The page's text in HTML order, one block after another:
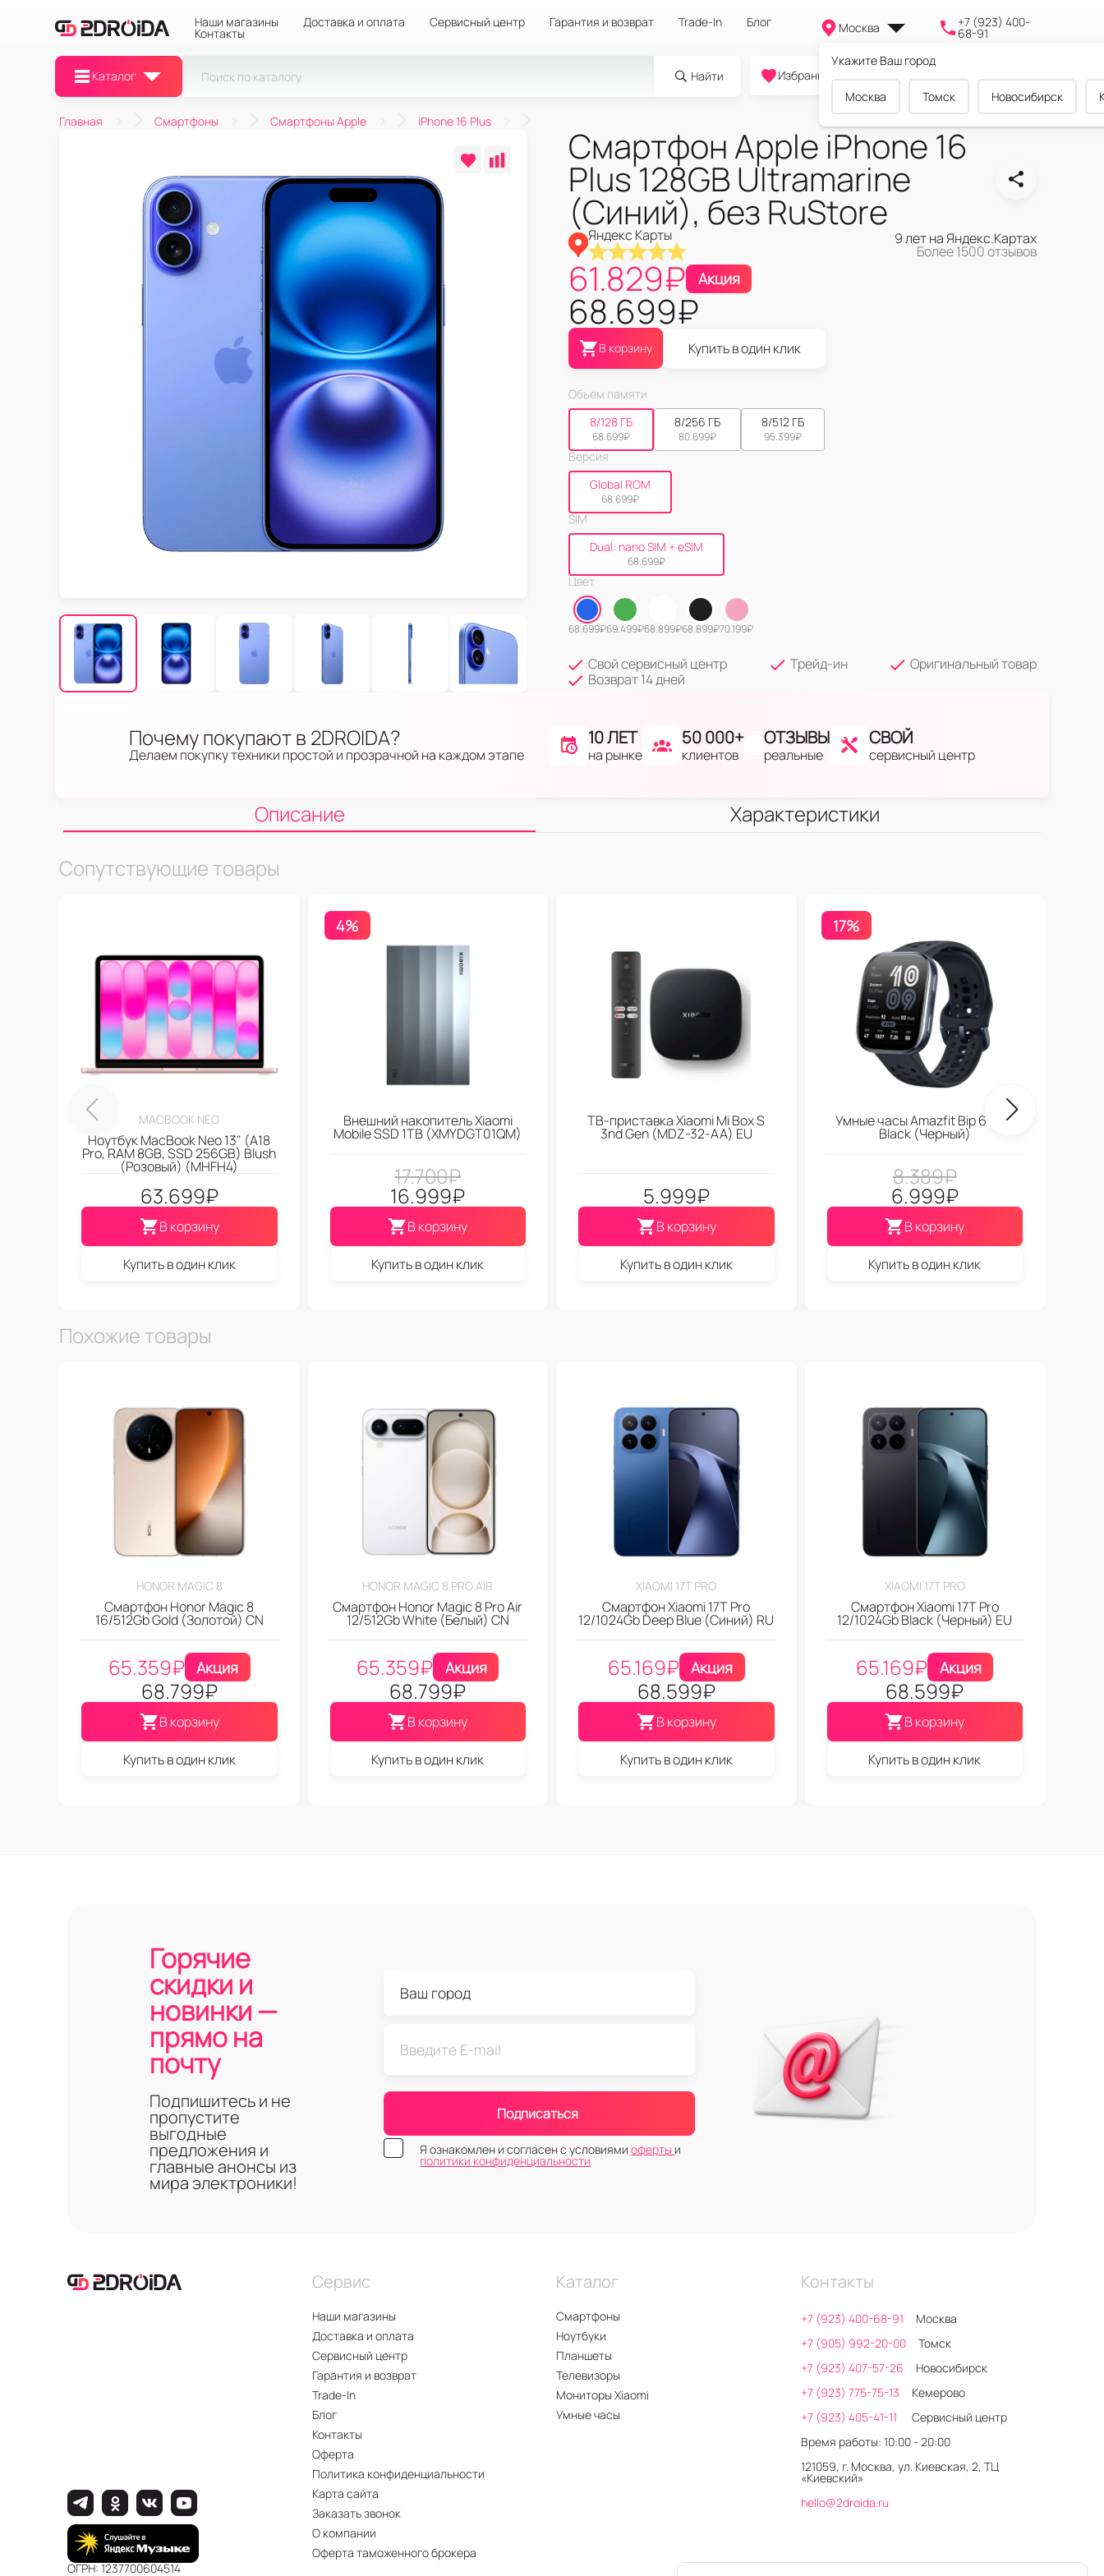
Наши магазины Доставка и оплата Сервисный центр Гарантия и возврат Trade-In Блог
Контакты Москва
Укажите Ваш город
Москва Томск Новосибирск
+7 (923) 400-
68-91
Каталог Найти
0
Избранное Cравнение Корзина
Главная Смартфоны Смартфоны Apple iPhone 16 Plus
Смартфон Apple iPhone 16
Plus 128GB Ultramarine
(Синий), без RuStore
Яндекс Карты 9 лет на Яндекс.Картах
Более 1500 отзывов
61.829₽ Акция
68.699₽
В корзину Купить в один клик
Объем памяти
8/128 ГБ
68.699₽
8/256 ГБ
80.699₽
8/512 ГБ
95.399₽
Версия
Global ROM
68.699₽
SIM
Dual: nano SIM + eSIM
68.699₽
Цвет
68.699₽69.499₽68.899₽68.899₽70.199₽
Свой сервисный центр Трейд-ин
Оригинальный товар
Возврат 14 дней
Почему покупают в 2DROIDA?
Делаем покупку техники простой и прозрачной на каждом этапе
10 ЛЕТ
на рынке
50 000+
клиентов
ОТЗЫВЫ
реальные
СВОЙ
сервисный центр
Описание
Характеристики
Сопутствующие товары
MACBOOK NEO
Ноутбук MacBook Neo 13" (A18
Pro, RAM 8GB, SSD 256GB) Blush
(Розовый) (MHFH4)
63.699₽
В корзину
Купить в один клик
4%
Внешний накопитель Xiaomi
Mobile SSD 1TB (XMYDGT01QM)
17.700₽
16.999₽
В корзину
Купить в один клик
ТВ-приставка Xiaomi Mi Box S
3nd Gen (МDZ-32-АА) EU
5.999₽
В корзину
Купить в один клик
17%
Умные часы Amazfit Bip 6 Soft
Black (Черный)
8.389₽
6.999₽
В корзину
Купить в один клик
Похожие товары
HONOR MAGIC 8
Смартфон Honor Magic 8
16/512Gb Gold (Золотой) CN
65.359₽ Акция
68.799₽
В корзину
Купить в один клик
HONOR MAGIC 8 PRO AIR
Смартфон Honor Magic 8 Pro Air
12/512Gb White (Белый) CN
65.359₽ Акция
68.799₽
В корзину
Купить в один клик
XIAOMI 17T PRO
Смартфон Xiaomi 17T Pro
12/1024Gb Deep Blue (Синий) RU
65.169₽ Акция
68.599₽
В корзину
Купить в один клик
XIAOMI 17T PRO
Смартфон Xiaomi 17T Pro
12/1024Gb Black (Черный) EU
65.169₽ Акция
68.599₽
В корзину
Купить в один клик
Горячие
скидки и
новинки —
прямо на
почту
Подпишитесь и не
пропустите
выгодные
предложения и
главные анонсы из
мира электроники!
Подписаться
Я ознакомлен и согласен с условиямиоферты и
политики конфиденциальности
Сервис
Наши магазины
Доставка и оплата
Сервисный центр
Гарантия и возврат
Trade-In
Блог
Контакты
Оферта
Политика конфиденциальности
Карта сайта
Заказать звонок
О компании
Оферта таможенного брокера
Каталог
Смартфоны
Ноутбуки
Планшеты
Телевизоры
Мониторы Xiaomi
Умные часы
Контакты
+7 (923) 400-68-91
Москва
+7 (905) 992-20-00
Томск
+7 (923) 407-57-26
Новосибирск
+7 (923) 775-75-13
Кемерово
+7 (923) 405-41-11
Сервисный центр
Время работы: 10:00 - 20:00
121059, г. Москва, ул. Киевская, 2, ТЦ
«Киевский»
hello@2droida.ru
ОГРН: 1237700604514